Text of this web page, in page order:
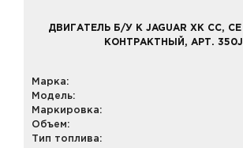
ДВИГАТЕЛЬ Б/У К JAGUAR XK CC,
КОНТРАКТНЫЙ, АРТ.
Марка:
Модель:
Маркировка:
Объем:
Тип топлива: